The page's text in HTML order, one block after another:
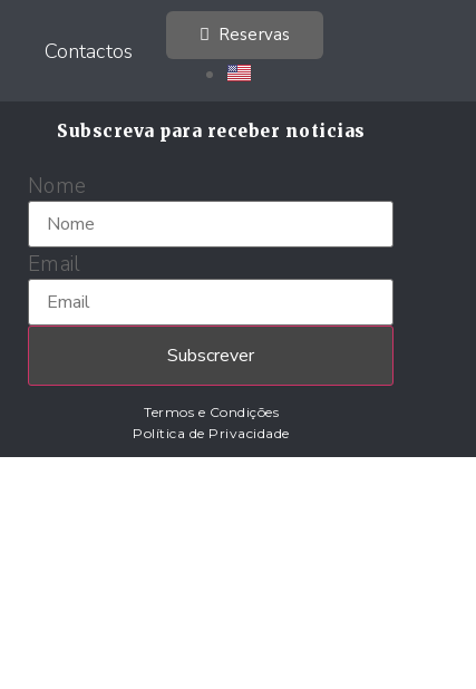
Contactos
Reservas
Subscreva para receber noticias
Nome
Email
Subscrever
Termos e Condições
Política de Privacidade